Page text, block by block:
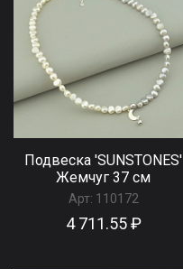
Подвеска 'SUNSTONES'
Жемчуг 37 см
Арт: 110172
4 711.55 ₽